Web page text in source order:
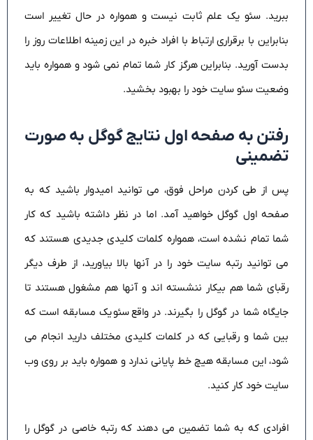
ببرید. سئو یک علم ثابت نیست و همواره در حال تغییر است
بنابراین با برقراری ارتباط با افراد خبره در این زمینه اطلاعات روز را
بدست آورید. بنابراین هرگز کار شما تمام نمی شود و همواره باید
وضعیت سئو سایت خود را بهبود بخشید.
رفتن به صفحه اول نتایج گوگل به صورت
تضمینی
پس از طی کردن مراحل فوق، می توانید امیدوار باشید که به
صفحه اول گوگل خواهید آمد. اما در نظر داشته باشید که کار
شما تمام نشده است، همواره کلمات کلیدی جدیدی هستند که
می توانید رتبه سایت خود را در آنها بالا بیاورید، از طرف دیگر
رقبای شما هم بیکار ننشسته اند و آنها هم مشغول هستند تا
جایگاه شما در گوگل را بگیرند. در واقع سئو یک مسابقه است که
بین شما و رقبایی که در کلمات کلیدی مختلف دارید انجام می
شود، این مسابقه هیچ خط پایانی ندارد و همواره باید بر روی وب
سایت خود کار کنید.
افرادی که به شما تضمین می دهند که رتبه خاصی در گوگل را